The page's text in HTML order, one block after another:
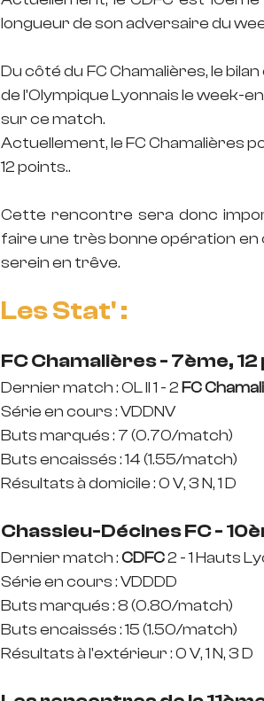
longueur de son adversaire du
Du côté du FC Chamalières, le
de l'Olympique Lyonnais le week-
sur ce match.
Actuellement, le FC Chamalières
12 points..
Cette rencontre sera donc
faire une très bonne opération
serein en trêve.
Les Stat' :
FC Chamalières - 7ème, 12
Dernier match : OL II 1 - 2 FC
Série en cours : VDDNV
Buts marqués : 7 (0.70/match)
Buts encaissés : 14 (1.55/match)
Résultats à domicile : 0 V, 3 N, 1 D
Chassieu-Décines FC -
Dernier match : CDFC 2 - 1 Hauts
Série en cours : VDDDD
Buts marqués : 8 (0.80/match)
Buts encaissés : 15 (1.50/match)
Résultats à l'extérieur : 0 V, 1 N, 3 D